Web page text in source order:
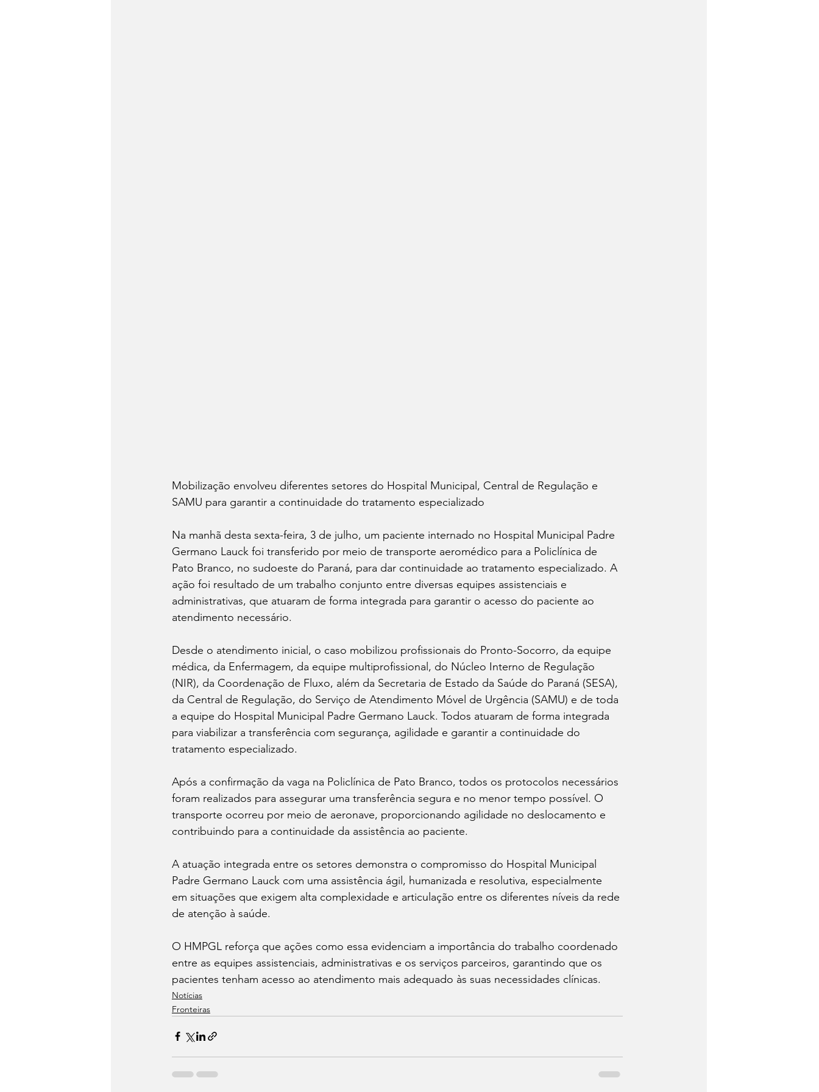
Mobilização envolveu diferentes setores do Hospital Municipal, Central de Regulação e
SAMU para garantir a continuidade do tratamento especializado
Na manhã desta sexta-feira, 3 de julho, um paciente internado no Hospital Municipal Padre
Germano Lauck foi transferido por meio de transporte aeromédico para a Policlínica de
Pato Branco, no sudoeste do Paraná, para dar continuidade ao tratamento especializado. A
ação foi resultado de um trabalho conjunto entre diversas equipes assistenciais e
administrativas, que atuaram de forma integrada para garantir o acesso do paciente ao
atendimento necessário.
Desde o atendimento inicial, o caso mobilizou profissionais do Pronto-Socorro, da equipe
médica, da Enfermagem, da equipe multiprofissional, do Núcleo Interno de Regulação
(NIR), da Coordenação de Fluxo, além da Secretaria de Estado da Saúde do Paraná (SESA),
da Central de Regulação, do Serviço de Atendimento Móvel de Urgência (SAMU) e de toda
a equipe do Hospital Municipal Padre Germano Lauck. Todos atuaram de forma integrada
para viabilizar a transferência com segurança, agilidade e garantir a continuidade do
tratamento especializado.
Após a confirmação da vaga na Policlínica de Pato Branco, todos os protocolos necessários
foram realizados para assegurar uma transferência segura e no menor tempo possível. O
transporte ocorreu por meio de aeronave, proporcionando agilidade no deslocamento e
contribuindo para a continuidade da assistência ao paciente.
A atuação integrada entre os setores demonstra o compromisso do Hospital Municipal
Padre Germano Lauck com uma assistência ágil, humanizada e resolutiva, especialmente
em situações que exigem alta complexidade e articulação entre os diferentes níveis da rede
de atenção à saúde.
O HMPGL reforça que ações como essa evidenciam a importância do trabalho coordenado
entre as equipes assistenciais, administrativas e os serviços parceiros, garantindo que os
pacientes tenham acesso ao atendimento mais adequado às suas necessidades clínicas.
Notícias
Fronteiras